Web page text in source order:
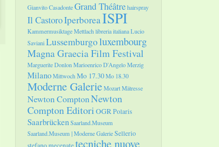
Gianvito CasadonteGrand Théâtrehairspray
Il CastoroIperboreaISPI
Kammermusiktage Mettlachlibreria italianaLucio
SavianiLussemburgoluxembourg
Magna Graecia Film Festival
Marguerite DonlonMarioenrico D'AngeloMerzig
MilanoMittwochMo 17.30Mo 18.30
Moderne GalerieMozartMätresse
Newton ComptonNewton
Compton Editori OGRPolaris
SaarbrückenSaarland.Museum
Saarland.Museum | Moderne GalerieSellerio
tecniche nuove